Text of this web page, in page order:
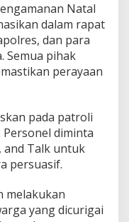
Natal
dalam rapat
dan para
Semua pihak
perayaan
pada patroli
diminta
and Talk untuk
persuasif.
melakukan
yang dicurigai